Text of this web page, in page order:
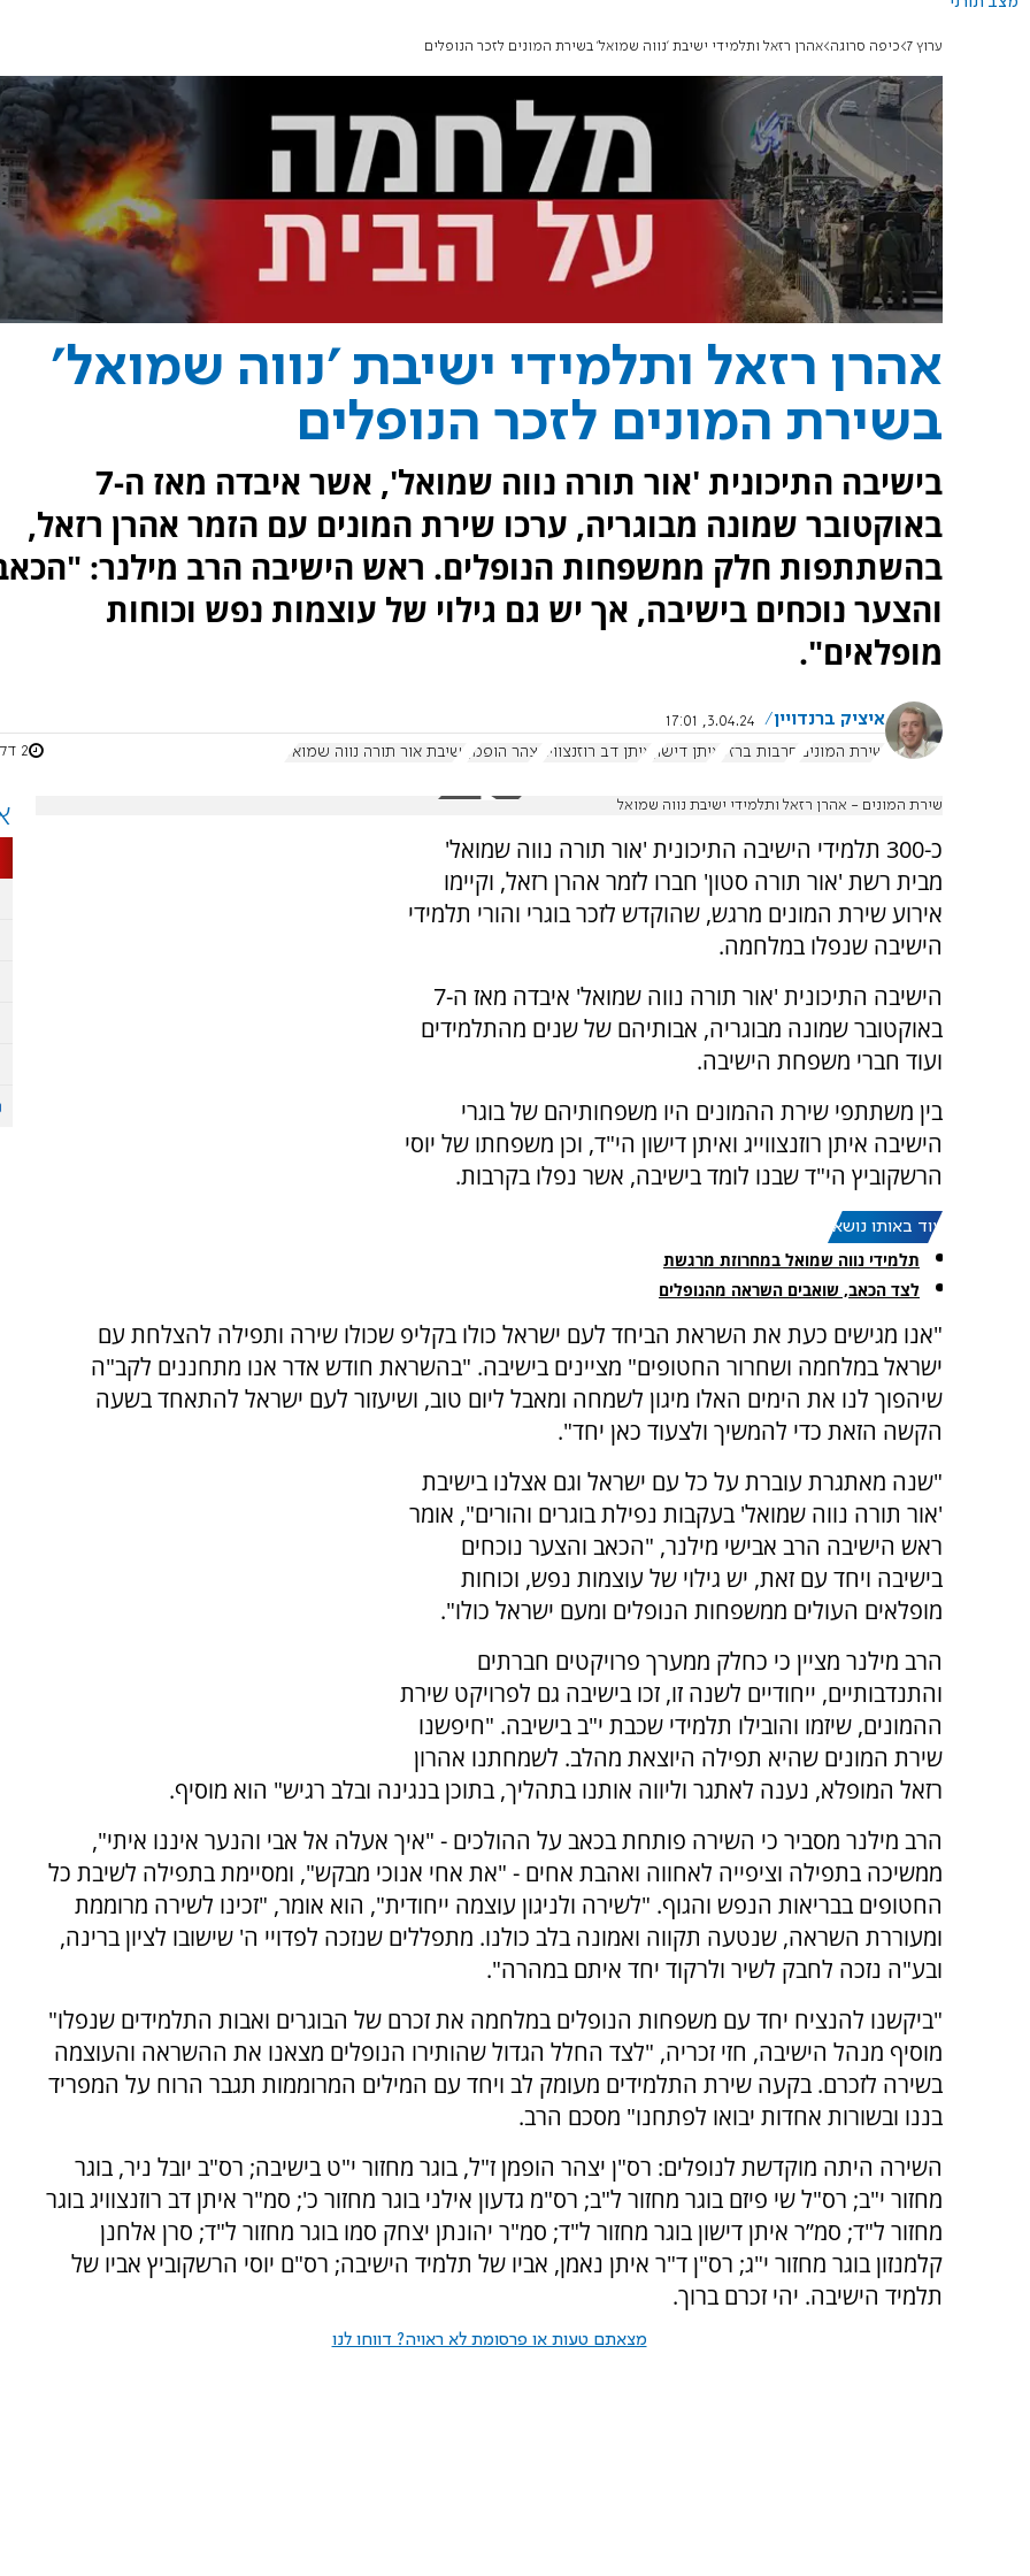
ערוץ 7 כיפה סרוגה אהרן רזאל ותלמידי ישיבת 'נווה שמואל' בשירת המונים לזכר הנופלים
אהרן רזאל ותלמידי ישיבת 'נווה שמואל'
בשירת המונים לזכר הנופלים
בישיבה התיכונית 'אור תורה נווה שמואל', אשר איבדה מאז ה-7
באוקטובר שמונה מבוגריה, ערכו שירת המונים עם הזמר אהרן רזאל,
בהשתתפות חלק ממשפחות הנופלים. ראש הישיבה הרב מילנר:
והצער נוכחים בישיבה, אך יש גם גילוי של עוצמות נפש וכוחות
מופלאים".
איציק ברנדויין
3.04.24, 17:01
שירת המונים חרבות ברזל איתן דישון איתן דב רוזנצוויג יצהר הופמן ישיבת אור תורה נווה שמואל 2 דקות
שירת המונים - אהרן רזאל ותלמידי ישיבת נווה שמואל
כ-300 תלמידי הישיבה התיכונית 'אור תורה נווה שמואל'
מבית רשת 'אור תורה סטון' חברו לזמר אהרן רזאל, וקיימו
אירוע שירת המונים מרגש, שהוקדש לזכר בוגרי והורי תלמידי
הישיבה שנפלו במלחמה.
הישיבה התיכונית 'אור תורה נווה שמואל' איבדה מאז ה-7
באוקטובר שמונה מבוגריה, אבותיהם של שנים מהתלמידים
ועוד חברי משפחת הישיבה.
בין משתתפי שירת ההמונים היו משפחותיהם של בוגרי
הישיבה איתן רוזנצווייג ואיתן דישון הי"ד, וכן משפחתו של יוסי
הרשקוביץ הי"ד שבנו לומד בישיבה, אשר נפלו בקרבות.
עוד באותו נושא:
תלמידי נווה שמואל במחרוזת מרגשת
לצד הכאב, שואבים השראה מהנופלים
"אנו מגישים כעת את השראת הביחד לעם ישראל כולו בקליפ שכולו שירה ותפילה להצלחת עם
ישראל במלחמה ושחרור החטופים" מציינים בישיבה. "בהשראת חודש אדר אנו מתחננים לקב"ה
שיהפוך לנו את הימים האלו מיגון לשמחה ומאבל ליום טוב, ושיעזור לעם ישראל להתאחד בשעה
הקשה הזאת כדי להמשיך ולצעוד כאן יחד".
"שנה מאתגרת עוברת על כל עם ישראל וגם אצלנו בישיבת
'אור תורה נווה שמואל' בעקבות נפילת בוגרים והורים", אומר
ראש הישיבה הרב אבישי מילנר, "הכאב והצער נוכחים
בישיבה ויחד עם זאת, יש גילוי של עוצמות נפש, וכוחות
מופלאים העולים ממשפחות הנופלים ומעם ישראל כולו".
הרב מילנר מציין כי כחלק ממערך פרויקטים חברתים
והתנדבותיים, ייחודיים לשנה זו, זכו בישיבה גם לפרויקט שירת
ההמונים, שיזמו והובילו תלמידי שכבת י"ב בישיבה. "חיפשנו
שירת המונים שהיא תפילה היוצאת מהלב. לשמחתנו אהרון
רזאל המופלא, נענה לאתגר וליווה אותנו בתהליך, בתוכן בנגינה ובלב רגיש" הוא מוסיף.
הרב מילנר מסביר כי השירה פותחת בכאב על ההולכים - "איך אעלה אל אבי והנער איננו איתי",
ממשיכה בתפילה וציפייה לאחווה ואהבת אחים - "את אחי אנוכי מבקש", ומסיימת בתפילה לשיבת כל
החטופים בבריאות הנפש והגוף. "לשירה ולניגון עוצמה ייחודית", הוא אומר, "זכינו לשירה מרוממת
ומעוררת השראה, שנטעה תקווה ואמונה בלב כולנו. מתפללים שנזכה לפדויי ה' שישובו לציון ברינה,
ובע"ה נזכה לחבק לשיר ולרקוד יחד איתם במהרה".
"ביקשנו להנציח יחד עם משפחות הנופלים במלחמה את זכרם של הבוגרים ואבות התלמידים שנפלו"
מוסיף מנהל הישיבה, חזי זכריה, "לצד החלל הגדול שהותירו הנופלים מצאנו את ההשראה והעוצמה
בשירה לזכרם. בקעה שירת התלמידים מעומק לב ויחד עם המילים המרוממות תגבר הרוח על המפריד
בננו ובשורות אחדות יבואו לפתחנו" מסכם הרב.
השירה היתה מוקדשת לנופלים: רס"ן יצהר הופמן ז"ל, בוגר מחזור י"ט בישיבה; רס"ב יובל ניר, בוגר
מחזור י"ב; רס"ל שי פיזם בוגר מחזור ל"ב; רס"מ גדעון אילני בוגר מחזור כ'; סמ"ר איתן דב רוזנצוויג בוגר
מחזור ל"ד; סמ”ר איתן דישון בוגר מחזור ל"ד; סמ"ר יהונתן יצחק סמו בוגר מחזור ל"ד; סרן אלחנן
קלמנזון בוגר מחזור י"ג; רס"ן ד"ר איתן נאמן, אביו של תלמיד הישיבה; רס"ם יוסי הרשקוביץ אביו של
תלמיד הישיבה. יהי זכרם ברוך.
מצאתם טעות או פרסומת לא ראויה? דווחו לנו